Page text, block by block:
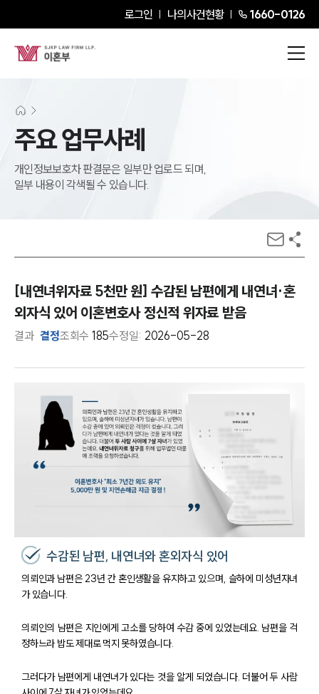
로그인 나의사건현황 1660-0126
주요 업무사례
개인정보보호차 판결문은 일부만 업로드 되며,
일부 내용이 각색될 수 있습니다.
[내연녀위자료 5천만 원] 수감된 남편에게 내연녀·혼
외자식 있어 이혼변호사 정신적 위자료 받음
결과 결정조회수 185수정일: 2026-05-28
수감된 남편, 내연녀와 혼외자식 있어
의뢰인과 남편은 23년 간 혼인생활을 유지하고 있으며, 슬하에 미성년자녀
가 있습니다.
의뢰인의 남편은 지인에게 고소를 당하여 수감 중에 있었는데요. 남편을 걱
정하느라 밥도 제대로 먹지 못하였습니다.
그러다가 남편에게 내연녀가 있다는 것을 알게 되었습니다. 더불어 두 사람